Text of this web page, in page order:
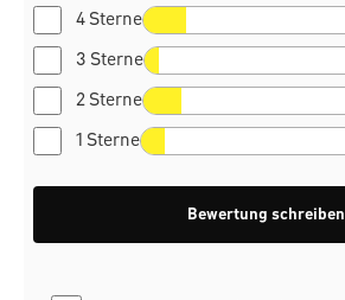
4 Sterne
3 Sterne
2 Sterne
1 Sterne
Bewertung schreiben